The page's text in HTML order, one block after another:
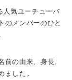
人気ユーチューバ
のメンバーのひと
前の由来、身長、
ました。